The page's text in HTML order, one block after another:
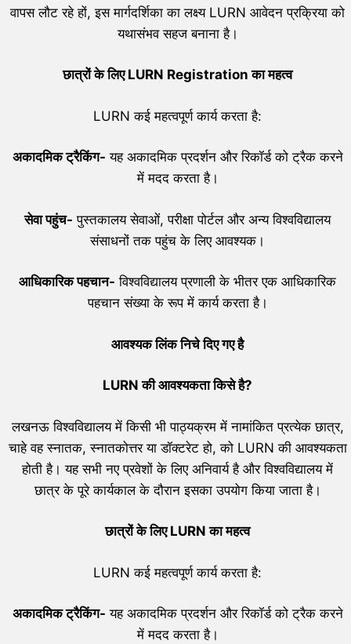
वापस लौट रहे हों, इस मार्गदर्शिका का लक्ष्य LURN आवेदन प्रक्रिया को
यथासंभव सहज बनाना है।
छात्रों के लिए LURN Registration का महत्व
LURN कई महत्वपूर्ण कार्य करता है:
अकादमिक ट्रैकिंग- यह अकादमिक प्रदर्शन और रिकॉर्ड को ट्रैक करने
में मदद करता है।
सेवा पहुंच- पुस्तकालय सेवाओं, परीक्षा पोर्टल और अन्य विश्वविद्यालय
संसाधनों तक पहुंच के लिए आवश्यक।
आधिकारिक पहचान- विश्वविद्यालय प्रणाली के भीतर एक आधिकारिक
पहचान संख्या के रूप में कार्य करता है।
आवश्यक लिंक निचे दिए गए है
LURNकी आवश्यकता किसे है?
लखनऊ विश्वविद्यालय में किसी भी पाठ्यक्रम में नामांकित प्रत्येक छात्र,
चाहे वह स्नातक, स्नातकोत्तर या डॉक्टरेट हो, को LURN की आवश्यकता
होती है। यह सभी नए प्रवेशों के लिए अनिवार्य है और विश्वविद्यालय में
छात्र के पूरे कार्यकाल के दौरान इसका उपयोग किया जाता है।
छात्रों के लिएLURNका महत्व
LURN कई महत्वपूर्ण कार्य करता है:
अकादमिक ट्रैकिंग- यह अकादमिक प्रदर्शन और रिकॉर्ड को ट्रैक करने
में मदद करता है।